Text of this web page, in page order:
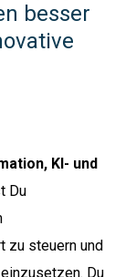
besser
KI- und
Du
zu steuern und
Du